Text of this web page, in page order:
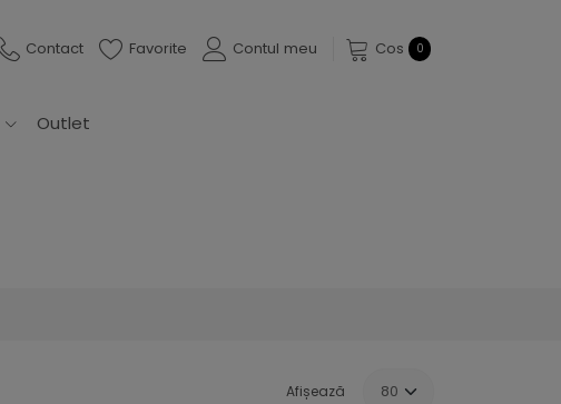
Contact Favorite Contul meu Cos 0
Outlet
Afișează